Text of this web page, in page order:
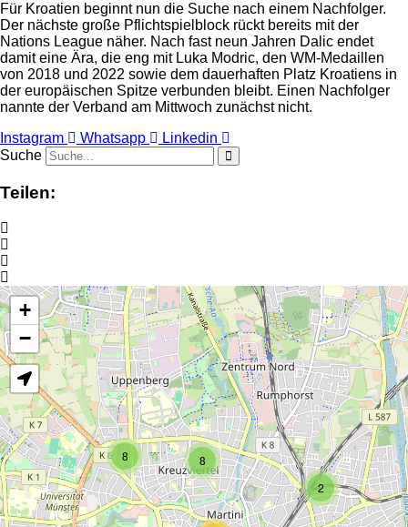
Für Kroatien beginnt nun die Suche nach einem Nachfolger.
Der nächste große Pflichtspielblock rückt bereits mit der
Nations League näher. Nach fast neun Jahren Dalic endet
damit eine Ära, die eng mit Luka Modric, den WM-Medaillen
von 2018 und 2022 sowie dem dauerhaften Platz Kroatiens in
der europäischen Spitze verbunden bleibt. Einen Nachfolger
nannte der Verband am Mittwoch zunächst nicht.
Instagram
Whatsapp
Linkedin
Suche
Teilen:
2
8 8
+
−